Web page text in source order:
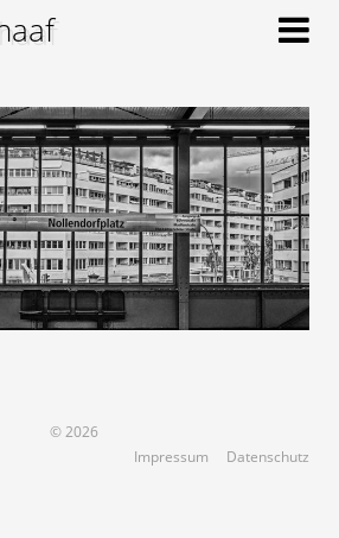
© 2026
Datenschutz
Impressum